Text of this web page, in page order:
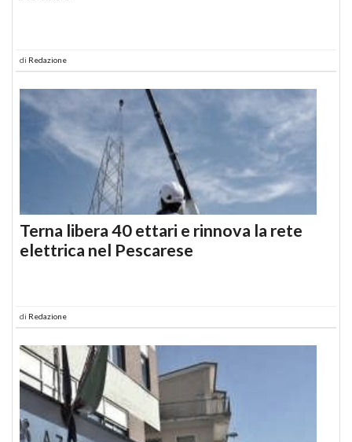
di Redazione
Terna libera 40 ettari e rinnova la rete
elettrica nel Pescarese
di Redazione